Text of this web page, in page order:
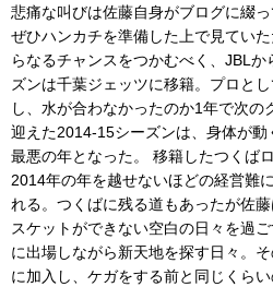
悲痛な叫びは佐藤自身がブログに綴
ぜひハンカチを準備した上で見てい
らなるチャンスをつかむべく、JBL
ズンは千葉ジェッツに移籍。プロと
し、水が合わなかったのか1年で次の
迎えた2014-15シーズンは、身体が
最悪の年となった。 移籍したつくば
2014年の年を越せないほどの経営難
れる。つくばに残る道もあったが佐
スケットができない空白の日々を過
に出場しながら新天地を探す日々。
に加入し、ケガをする前と同じくら